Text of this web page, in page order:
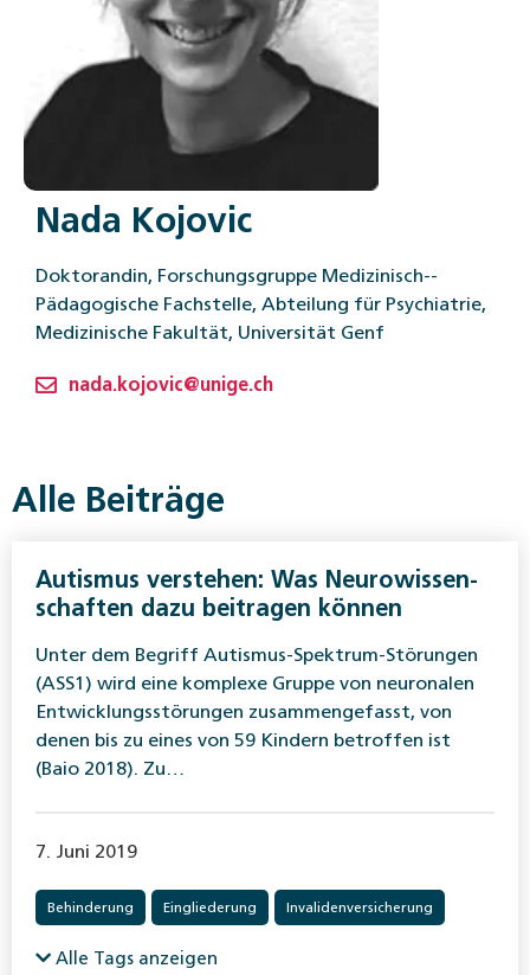
Nada Kojovic
Doktorandin, Forschungsgruppe Medizinisch-­
Pädagogische Fachstelle, Abteilung für Psychiatrie,
Medizinische Fakultät, Universität Genf
nada.kojovic@unige.ch
Alle Beiträge
Autismus verstehen: Was Neuro­wissen­
schaften dazu beitragen können
Unter dem Begriff Autismus-Spektrum-Störungen
(ASS1) wird eine komplexe Gruppe von neuronalen
Entwicklungsstörungen zusammengefasst, von
denen bis zu eines von 59 Kindern betroffen ist
(Baio 2018). Zu…
7. Juni 2019
Behinderung Eingliederung Invalidenversicherung
Alle Tags anzeigen